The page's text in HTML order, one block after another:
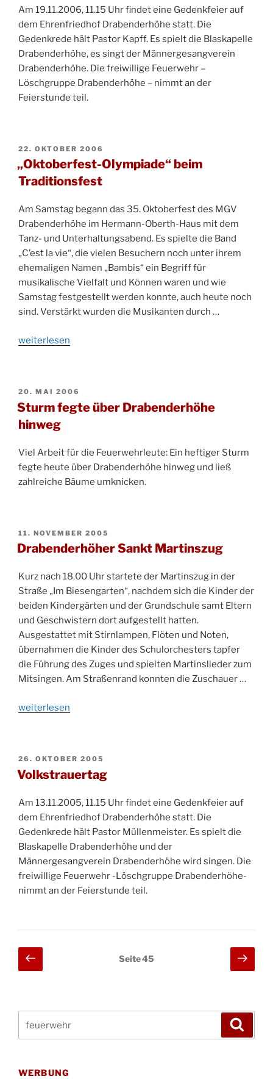
Am 19.11.2006, 11.15 Uhr findet eine Gedenkfeier auf
dem Ehrenfriedhof Drabenderhöhe statt. Die
Gedenkrede hält Pastor Kapff. Es spielt die Blaskapelle
Drabenderhöhe, es singt der Männergesangverein
Drabenderhöhe. Die freiwillige Feuerwehr –
Löschgruppe Drabenderhöhe – nimmt an der
Feierstunde teil.
VERÖFFENTLICHT
AM
22. OKTOBER 2006
„Oktoberfest-Olympiade“ beim
Traditionsfest
Am Samstag begann das 35. Oktoberfest des MGV
Drabenderhöhe im Hermann-Oberth-Haus mit dem
Tanz- und Unterhaltungsabend. Es spielte die Band
„C’est la vie“, die vielen Besuchern noch unter ihrem
ehemaligen Namen „Bambis“ ein Begriff für
musikalische Vielfalt und Können waren und wie
Samstag festgestellt werden konnte, auch heute noch
sind. Verstärkt wurden die Musikanten durch …
„„Oktoberfest-
weiterlesen
VERÖFFENTLICHT
AM
20. MAI 2006
Sturm fegte über Drabenderhöhe
hinweg
Viel Arbeit für die Feuerwehrleute: Ein heftiger Sturm
fegte heute über Drabenderhöhe hinweg und ließ
zahlreiche Bäume umknicken.
VERÖFFENTLICHT
AM
11. NOVEMBER 2005
Drabenderhöher Sankt Martinszug
Kurz nach 18.00 Uhr startete der Martinszug in der
Straße „Im Biesengarten“, nachdem sich die Kinder der
beiden Kindergärten und der Grundschule samt Eltern
und Geschwistern dort aufgestellt hatten.
Ausgestattet mit Stirnlampen, Flöten und Noten,
übernahmen die Kinder des Schulorchesters tapfer
die Führung des Zuges und spielten Martinslieder zum
Mitsingen. Am Straßenrand konnten die Zuschauer …
„Drabenderhöher
weiterlesen
VERÖFFENTLICHT
AM
26. OKTOBER 2005
Volkstrauertag
Am 13.11.2005, 11.15 Uhr findet eine Gedenkfeier auf
dem Ehrenfriedhof Drabenderhöhe statt. Die
Gedenkrede hält Pastor Müllenmeister. Es spielt die
Blaskapelle Drabenderhöhe und der
Männergesangverein Drabenderhöhe wird singen. Die
freiwillige Feuerwehr -Löschgruppe Drabenderhöhe-
nimmt an der Feierstunde teil.
Seitennummerierung
der
Vorherige
Seite
Seite45
WERBUNG